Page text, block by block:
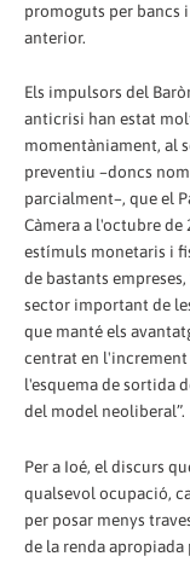
promoguts per bancs
anterior.
Els impulsors del
anticrisi han estat
momentàniament, al
preventiu –doncs
parcialment–, que el
Càmera a l'octubre de
estímuls monetaris i
de bastants
sector important de
que manté els
centrat en
l'esquema de sortida
del model neoliberal”.
Per a Ioé, el discurs
qualsevol ocupació,
per posar menys
de la renda apropiada